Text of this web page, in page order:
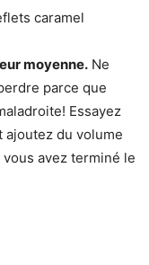
moyenne. Ne
parce que
Essayez
ajoutez du volume
avez terminé le